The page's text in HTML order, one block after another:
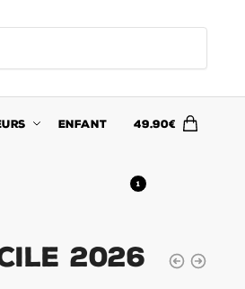
ENFANT 49.90€
1
2026